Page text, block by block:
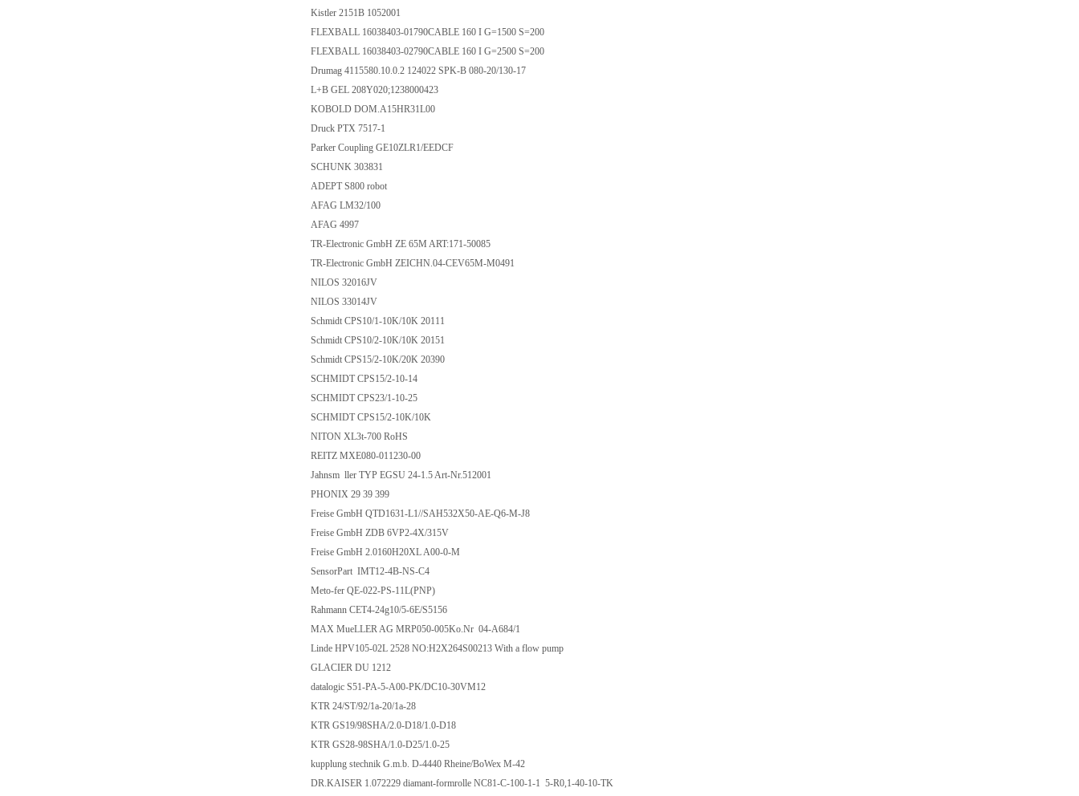
Kistler 2151B 1052001
FLEXBALL 16038403-01790CABLE 160 I G=1500 S=200
FLEXBALL 16038403-02790CABLE 160 I G=2500 S=200
Drumag 4115580.10.0.2 124022 SPK-B 080-20/130-17
L+B GEL 208Y020;1238000423
KOBOLD DOM.A15HR31L00
Druck PTX 7517-1
Parker Coupling GE10ZLR1/EEDCF
SCHUNK 303831
ADEPT S800 robot
AFAG LM32/100
AFAG 4997
TR-Electronic GmbH ZE 65M ART:171-50085
TR-Electronic GmbH ZEICHN.04-CEV65M-M0491
NILOS 32016JV
NILOS 33014JV
Schmidt CPS10/1-10K/10K 20111
Schmidt CPS10/2-10K/10K 20151
Schmidt CPS15/2-10K/20K 20390
SCHMIDT CPS15/2-10-14
SCHMIDT CPS23/1-10-25
SCHMIDT CPS15/2-10K/10K
NITON XL3t-700 RoHS
REITZ MXE080-011230-00
Jahnsm ller TYP EGSU 24-1.5 Art-Nr.512001
PHONIX 29 39 399
Freise GmbH QTD1631-L1//SAH532X50-AE-Q6-M-J8
Freise GmbH ZDB 6VP2-4X/315V
Freise GmbH 2.0160H20XL A00-0-M
SensorPart IMT12-4B-NS-C4
Meto-fer QE-022-PS-11L(PNP)
Rahmann CET4-24g10/5-6E/S5156
MAX MueLLER AG MRP050-005Ko.Nr 04-A684/1
Linde HPV105-02L 2528 NO:H2X264S00213 With a flow pump
GLACIER DU 1212
datalogic S51-PA-5-A00-PK/DC10-30VM12
KTR 24/ST/92/1a-20/1a-28
KTR GS19/98SHA/2.0-D18/1.0-D18
KTR GS28-98SHA/1.0-D25/1.0-25
kupplung stechnik G.m.b. D-4440 Rheine/BoWex M-42
DR.KAISER 1.072229 diamant-formrolle NC81-C-100-1-1 5-R0,1-40-10-TK